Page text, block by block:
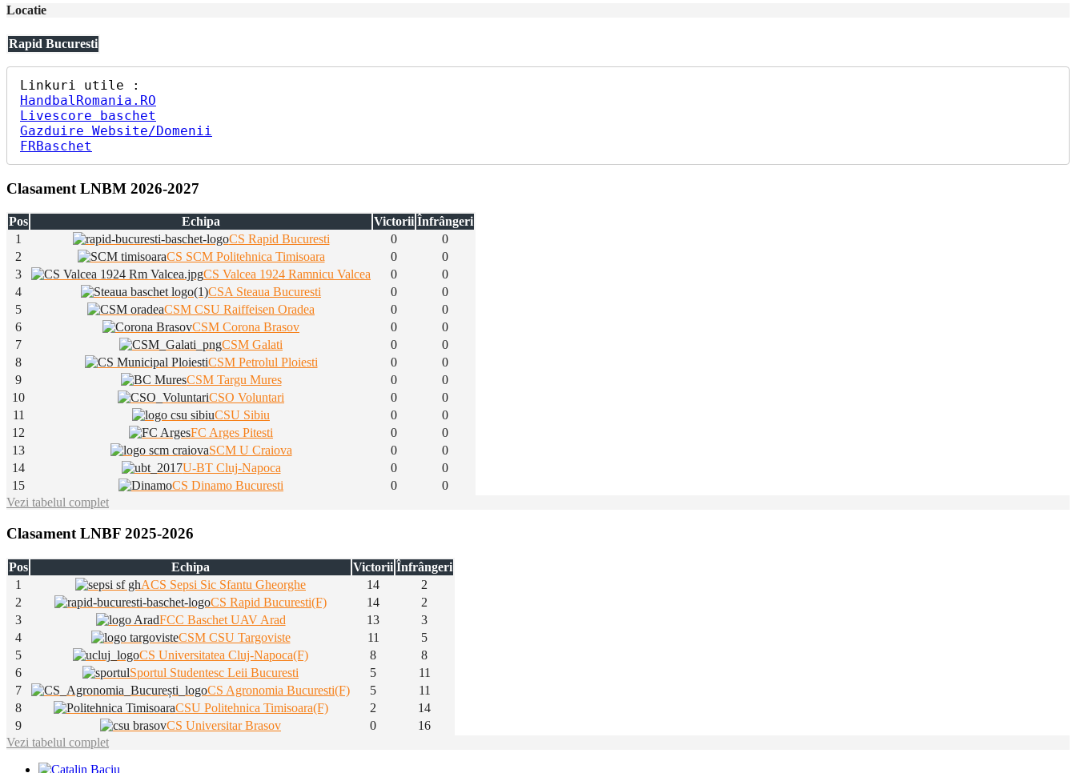
Locatie
Rapid Bucuresti
HandbalRomania.RO
Livescore baschet
Gazduire Website/Domenii
FRBaschet
Clasament LNBM 2026-2027
Pos Echipa Victorii Înfrângeri
1
CS Rapid Bucuresti 0
0
2
CS SCM Politehnica Timisoara 0
0
3
CS Valcea 1924 Ramnicu Valcea 0
0
4
CSA Steaua Bucuresti 0
0
5
CSM CSU Raiffeisen Oradea 0
0
6
CSM Corona Brasov 0
0
7
CSM Galati 0
0
8
CSM Petrolul Ploiesti 0
0
9
CSM Targu Mures 0
0
10
CSO Voluntari 0
0
11
CSU Sibiu 0
0
12
FC Arges Pitesti 0
0
13
SCM U Craiova 0
0
14
U-BT Cluj-Napoca 0
0
15
CS Dinamo Bucuresti 0
0
Vezi tabelul complet
Clasament LNBF 2025-2026
Pos Echipa Victorii Înfrângeri
1
ACS Sepsi Sic Sfantu Gheorghe 14
2
2
CS Rapid Bucuresti(F) 14
2
3
FCC Baschet UAV Arad 13
3
4
CSM CSU Targoviste 11
5
5
CS Universitatea Cluj-Napoca(F) 8
8
6
Sportul Studentesc Leii Bucuresti 5
11
7
CS Agronomia Bucuresti(F) 5
11
8
CSU Politehnica Timisoara(F) 2
14
9
CS Universitar Brasov 0
16
Vezi tabelul complet